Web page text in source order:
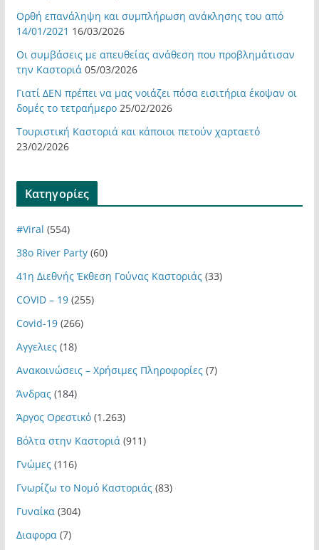
Ορθή επανάληψη και συμπλήρωση ανάκλησης του από
14/01/2021 16/03/2026
Οι συμβάσεις με απευθείας ανάθεση που προβλημάτισαν
την Καστοριά 05/03/2026
Γιατί ΔΕΝ πρέπει να μας νοιάζει πόσα εισιτήρια έκοψαν οι
δομές το τετραήμερο 25/02/2026
Τουριστική Καστοριά και κάποιοι πετούν χαρταετό
23/02/2026
Kατηγορίες
#Viral (554)
38ο River Party(60)
41η Διεθνής Έκθεση Γούνας Καστοριάς(33)
COVID – 19(255)
Covid-19(266)
Αγγελιες(18)
Ανακοινώσεις – Χρήσιμες Πληροφορίες(7)
Άνδρας(184)
Άργος Ορεστικό(1.263)
Βόλτα στην Καστοριά (911)
Γνώμες(116)
Γνωρίζω το Νομό Καστοριάς(83)
Γυναίκα (304)
Διαφορα (7)